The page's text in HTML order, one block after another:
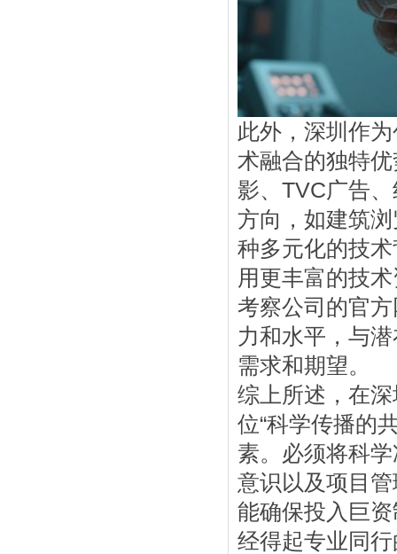
此外，深圳作
术融合的独特
影、TVC广告
方向，如建筑
种多元化的技
用更丰富的技
考察公司的官
力和水平，与
需求和期望。
综上所述，在
位“科学传播的
素。必须将科
意识以及项目
能确保投入巨
经得起专业同